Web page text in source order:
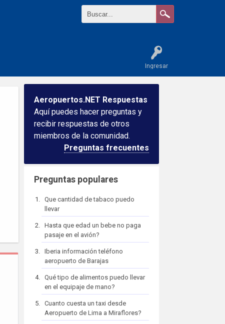
Ingresar
Aeropuertos.NET Respuestas
Aquí puedes hacer preguntas y
recibir respuestas de otros
miembros de la comunidad.
Preguntas frecuentes
Preguntas populares
Que cantidad de tabaco puedo
llevar
Hasta que edad un bebe no paga
pasaje en el avión?
Iberia información teléfono
aeropuerto de Barajas
Qué tipo de alimentos puedo llevar
en el equipaje de mano?
Cuanto cuesta un taxi desde
Aeropuerto de Lima a Miraflores?